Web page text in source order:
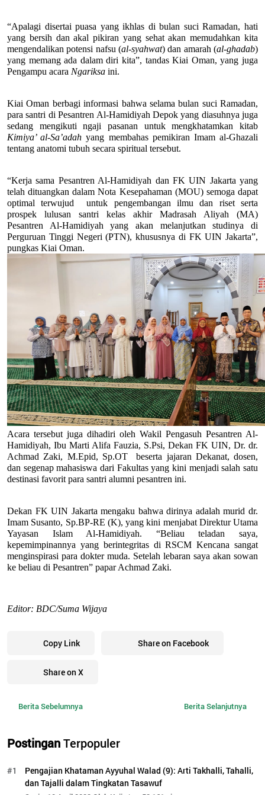
“Apalagi disertai puasa yang ikhlas di bulan suci Ramadan, hati
yang bersih dan akal pikiran yang sehat akan memudahkan kita
mengendalikan potensi nafsu (al-syahwat) dan amarah (al-ghadab)
yang memang ada dalam diri kita”, tandas Kiai Oman, yang juga
Pengampu acara Ngariksa ini.
Kiai Oman berbagi informasi bahwa selama bulan suci Ramadan,
para santri di Pesantren Al-Hamidiyah Depok yang diasuhnya juga
Kimiya’ al-Sa’adah yang membahas pemikiran Imam al-Ghazali
tentang anatomi tubuh secara spiritual tersebut.
“Kerja sama Pesantren Al-Hamidiyah dan FK UIN Jakarta yang
telah dituangkan dalam Nota Kesepahaman (MOU) semoga dapat
optimal terwujud  untuk pengembangan ilmu dan riset serta
prospek lulusan santri kelas akhir Madrasah Aliyah (MA)
Pesantren Al-Hamidiyah yang akan melanjutkan studinya di
Perguruan Tinggi Negeri (PTN), khususnya di FK UIN Jakarta”,
pungkas Kiai Oman.
Acara tersebut juga dihadiri oleh Wakil Pengasuh Pesantren Al-
Hamidiyah, Ibu Marti Alifa Fauzia, S.Psi, Dekan FK UIN, Dr. dr.
Achmad Zaki, M.Epid, Sp.OT  beserta jajaran Dekanat, dosen,
dan segenap mahasiswa dari Fakultas yang kini menjadi salah satu
destinasi favorit para santri alumni pesantren ini.
Dekan FK UIN Jakarta mengaku bahwa dirinya adalah murid dr.
Imam Susanto, Sp.BP-RE (K), yang kini menjabat Direktur Utama
Yayasan Islam Al-Hamidiyah. “Beliau teladan saya,
kepemimpinannya yang berintegritas di RSCM Kencana sangat
menginspirasi para dokter muda. Setelah lebaran saya akan sowan
ke beliau di Pesantren” papar Achmad Zaki.
Editor: BDC/Suma Wijaya
Copy Link Share on Facebook
Share on X
Berita Sebelumnya Berita Selanjutnya
PostinganTerpopuler
#1
Pengajian Khataman Ayyuhal Walad (9): Arti Takhalli, Tahalli,
dan Tajalli dalam Tingkatan Tasawuf